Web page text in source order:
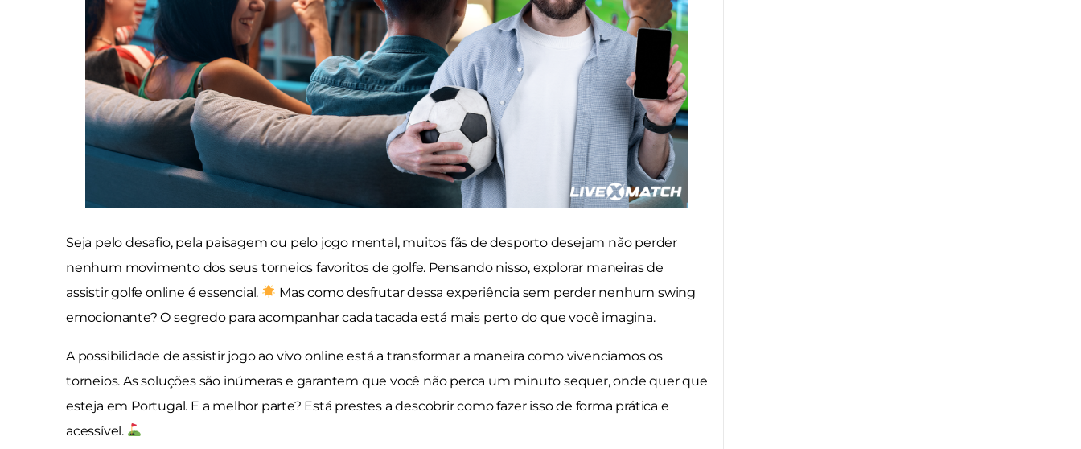
Seja pelo desafio, pela paisagem ou pelo jogo mental, muitos fãs de desporto desejam não perder
nenhum movimento dos seus torneios favoritos de golfe. Pensando nisso, explorar maneiras de
assistir golfe online é essencial.
Mas como desfrutar dessa experiência sem perder nenhum swing
emocionante? O segredo para acompanhar cada tacada está mais perto do que você imagina.
A possibilidade de assistir jogo ao vivo online está a transformar a maneira como vivenciamos os
torneios. As soluções são inúmeras e garantem que você não perca um minuto sequer, onde quer que
esteja em Portugal. E a melhor parte? Está prestes a descobrir como fazer isso de forma prática e
acessível.